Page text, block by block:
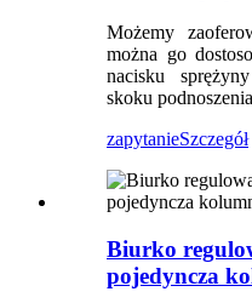
Możemy
można go
nacisku
skoku
zapytanieSzczegół
Biurko
pojedyncza